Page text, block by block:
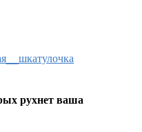
рухнет ваша